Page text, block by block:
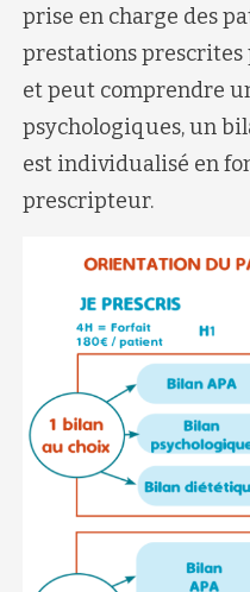
prise en charge des
prestations
et peut comprendre
psychologiques, un
est individualisé en
prescripteur.